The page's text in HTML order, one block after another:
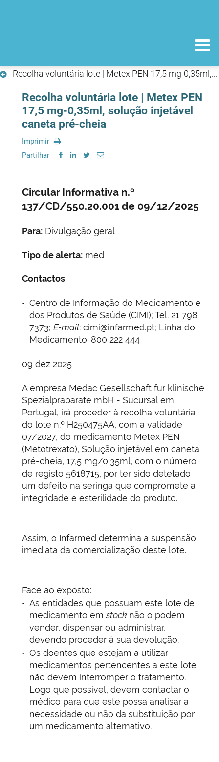
Recolha voluntária lote | Metex PEN 17,5 mg-0,35ml, solução injetável caneta pré-cheia
Recolha voluntária lote | Metex PEN
17,5 mg-0,35ml, solução injetável
caneta pré-cheia
Imprimir
Partilhar
Circular Informativa n.º
137/CD/550.20.001 de 09/12/2025
Para: Divulgação geral
Tipo de alerta: med
Contactos
Centro de Informação do Medicamento e
dos Produtos de Saúde (CIMI); Tel. 21 798
7373; E-mail: cimi@infarmed.pt; Linha do
Medicamento: 800 222 444
09 dez 2025
A empresa Medac Gesellschaft fur klinische
Spezialpraparate mbH - Sucursal em
Portugal, irá proceder à recolha voluntária
do lote n.º H250475AA, com a validade
07/2027, do medicamento Metex PEN
(Metotrexato), Solução injetável em caneta
pré-cheia, 17,5 mg/0,35ml, com o número
de registo 5618715, por ter sido detetado
um defeito na seringa que compromete a
integridade e esterilidade do produto.
Assim, o Infarmed determina a suspensão
imediata da comercialização deste lote.
Face ao exposto:
As entidades que possuam este lote de
medicamento emstock não o podem
vender, dispensar ou administrar,
devendo proceder à sua devolução.
Os doentes que estejam a utilizar
medicamentos pertencentes a este lote
não devem interromper o tratamento.
Logo que possível, devem contactar o
médico para que este possa analisar a
necessidade ou não da substituição por
um medicamento alternativo.